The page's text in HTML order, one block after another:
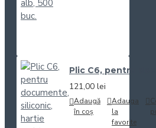
Plic C6, pentru
121,00 lei
Adaugă
în coș
Adauga
la
favorite